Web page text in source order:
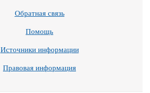
Обратная связь
Помощь
Источники информации
Правовая информация